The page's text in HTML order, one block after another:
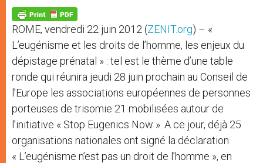
p
p
g
e
r
o
k
ROME, vendredi 22 juin 2012 (ZENIT.org) – «
L’eugénisme et les droits de l’homme, les enjeux du
dépistage prénatal » : tel est le thème d’une table
ronde qui réunira jeudi 28 juin prochain au Conseil de
l’Europe les associations européennes de personnes
porteuses de trisomie 21 mobilisées autour de
l’initiative « Stop Eugenics Now ». A ce jour, déjà 25
organisations nationales ont signé la déclaration
« L’eugénisme n’est pas un droit de l’homme », en